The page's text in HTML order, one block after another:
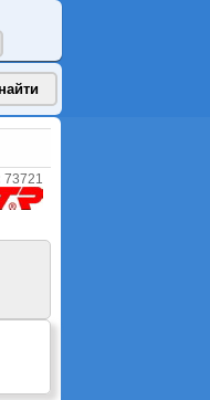
73721